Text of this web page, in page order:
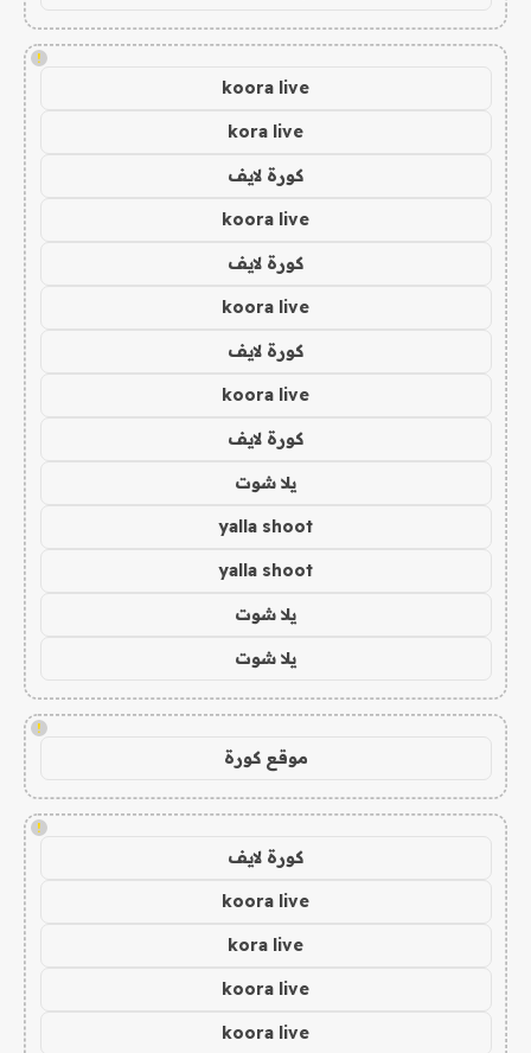
!
koora live
kora live
كورة لايف
koora live
كورة لايف
koora live
كورة لايف
koora live
كورة لايف
يلا شوت
yalla shoot
yalla shoot
يلا شوت
يلا شوت
!
موقع كورة
!
كورة لايف
koora live
kora live
koora live
koora live